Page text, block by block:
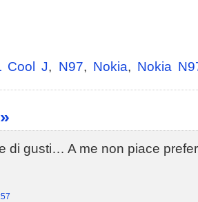
Cool J, N97, Nokia, Nokia
»
di gusti… A me non piace